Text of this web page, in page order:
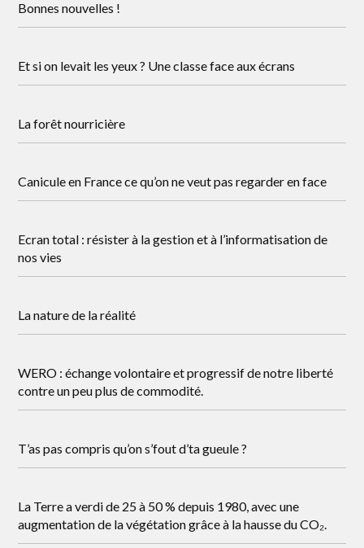
Bonnes nouvelles !
Et si on levait les yeux ? Une classe face aux écrans
La forêt nourricière
Canicule en France ce qu’on ne veut pas regarder en face
Ecran total : résister à la gestion et à l’informatisation de
nos vies
La nature de la réalité
WERO : échange volontaire et progressif de notre liberté
contre un peu plus de commodité.
T’as pas compris qu’on s’fout d’ta gueule ?
La Terre a verdi de 25 à 50 % depuis 1980, avec une
augmentation de la végétation grâce à la hausse du CO₂.